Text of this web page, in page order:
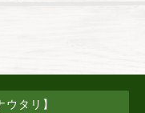
ウタリ】